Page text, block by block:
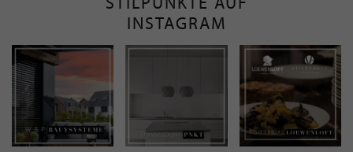
INSTAGRAM